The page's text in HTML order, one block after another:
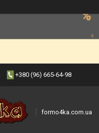
+380 (96) 665-64-98
formo4ka.com.ua